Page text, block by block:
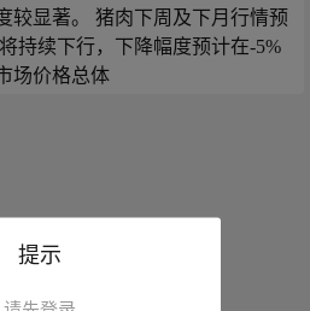
较显著。 猪肉下周及下月行情预
持续下行，下降幅度预计在-5%
场价格总体
提示